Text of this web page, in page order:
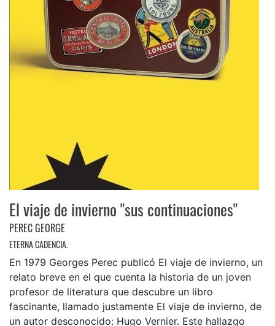
El viaje de invierno "sus continuaciones"
PEREC GEORGE
ETERNA CADENCIA.
En 1979 Georges Perec publicó El viaje de invierno, un
relato breve en el que cuenta la historia de un joven
profesor de literatura que descubre un libro
fascinante, llamado justamente El viaje de invierno, de
un autor desconocido: Hugo Vernier. Este hallazgo